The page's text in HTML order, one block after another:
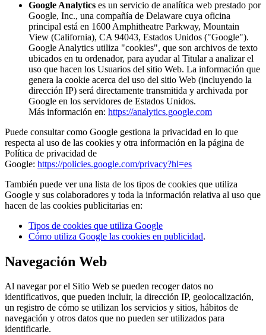
Google Analytics es un servicio de analítica web prestado por
Google, Inc., una compañía de Delaware cuya oficina
principal está en 1600 Amphitheatre Parkway, Mountain
View (California), CA 94043, Estados Unidos ("Google").
Google Analytics utiliza "cookies", que son archivos de texto
ubicados en tu ordenador, para ayudar al Titular a analizar el
uso que hacen los Usuarios del sitio Web. La información que
genera la cookie acerca del uso del sitio Web (incluyendo la
dirección IP) será directamente transmitida y archivada por
Google en los servidores de Estados Unidos.
Más información en: https://analytics.google.com
Puede consultar como Google gestiona la privacidad en lo que
respecta al uso de las cookies y otra información en la página de
Política de privacidad de
Google: https://policies.google.com/privacy?hl=es
También puede ver una lista de los tipos de cookies que utiliza
Google y sus colaboradores y toda la información relativa al uso que
hacen de las cookies publicitarias en:
Tipos de cookies que utiliza Google
Cómo utiliza Google las cookies en publicidad.
Navegación Web
Al navegar por el Sitio Web se pueden recoger datos no
identificativos, que pueden incluir, la dirección IP, geolocalización,
un registro de cómo se utilizan los servicios y sitios, hábitos de
navegación y otros datos que no pueden ser utilizados para
identificarle.